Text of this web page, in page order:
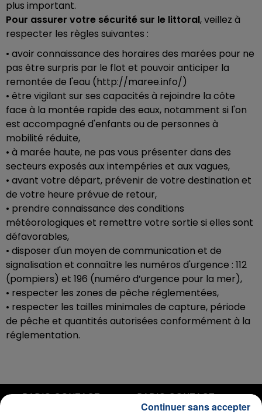
plus important.
Pour assurer votre sécurité sur le littoral, veillez à
respecter les règles suivantes :
• avoir connaissance des horaires des marées pour ne
pas être surpris par le flot et pouvoir anticiper la
remontée de l'eau (http://maree.info/)
• être vigilant sur ses capacités à rejoindre la côte
face à la montée rapide des eaux, notamment si l'on
est accompagné d'enfants ou de personnes à
mobilité réduite,
• à marée haute, ne pas vous présenter dans des
secteurs exposés aux intempéries et aux vagues,
• avant votre départ, prévenir de votre destination et
de votre heure prévue de retour,
• prendre connaissance des conditions
météorologiques et remettre votre sortie si elles sont
défavorables,
• disposer d'un moyen de communication et de
signalisation et connaître les numéros d'urgence : 112
(pompiers) et 196 (numéro d’urgence pour la mer),
• respecter les zones de pêche réglementées,
• respecter les tailles minimales de capture, période
de pêche et quantités autorisées conformément à la
réglementation.
RADIO CONTACT
Continuer sans accepter